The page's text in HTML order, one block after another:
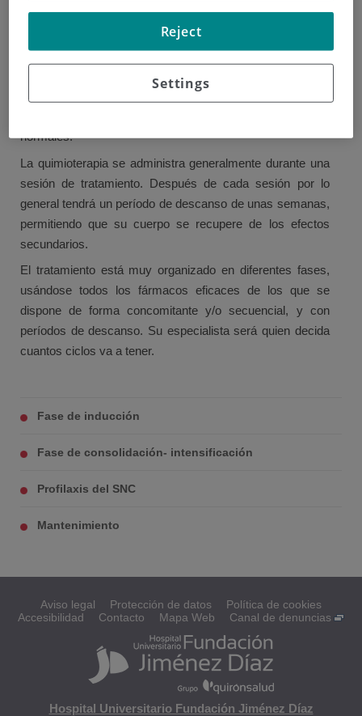
Quimioterapia
La quimioterapia consiste en el uso de medicamentos
citotóxicos para destruir el cáncer. Estos fármacos no solo
alteran la forma en la que las células cancerosas crecen y
normales.
La quimioterapia se administra generalmente durante una
sesión de tratamiento. Después de cada sesión por lo
general tendrá un período de descanso de unas semanas,
permitiendo que su cuerpo se recupere de los efectos
secundarios.
El tratamiento está muy organizado en diferentes fases,
usándose todos los fármacos eficaces de los que se
dispone de forma concomitante y/o secuencial, y con
períodos de descanso. Su especialista será quien decida
cuantos ciclos va a tener.
Fase de inducción
Fase de consolidación- intensificación
Profilaxis del SNC
Mantenimiento
Aviso legal Protección de datos
Política de cookies
Accesibilidad
Contacto Mapa Web Canal de denuncias
Hospital Universitario Fundación Jiménez Díaz
Settings
Reject